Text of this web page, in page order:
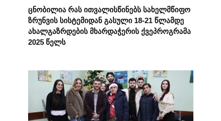
ცნობილია რას ითვალისწინებს სახელმწიფო
ზრუნვის სისტემიდან გასული 18-21 წლამდე
ახალგაზრდების მხარდაჭერის ქვეპროგრამა
2025 წელს